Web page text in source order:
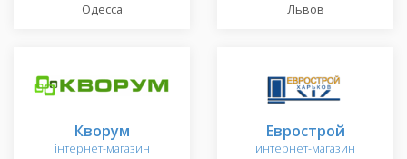
Одесса
Львов
Кворум
інтернет-магазин
Еврострой
интернет-магазин